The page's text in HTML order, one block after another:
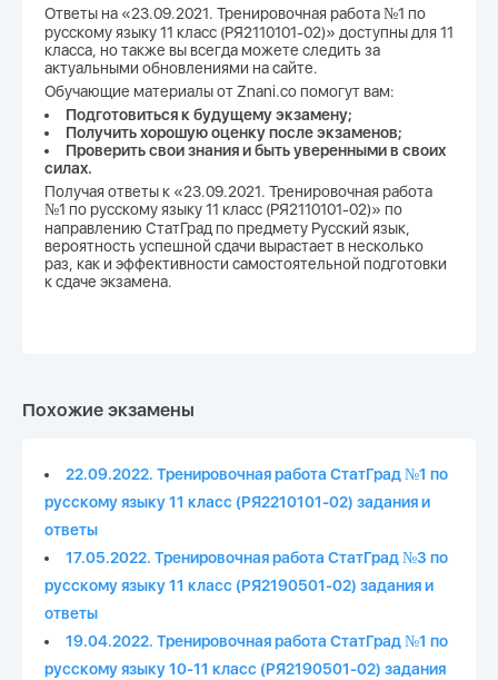
Ответы на «23.09.2021. Тренировочная работа №1 по
русскому языку 11 класс (РЯ2110101-02)» доступны для 11
класса, но также вы всегда можете следить за
актуальными обновлениями на сайте.
Обучающие материалы от Znani.co помогут вам:
Подготовиться к будущему экзамену;
Получить хорошую оценку после экзаменов;
Проверить свои знания и быть уверенными в своих
силах.
Получая ответы к «23.09.2021. Тренировочная работа
№1 по русскому языку 11 класс (РЯ2110101-02)» по
направлению СтатГрад по предмету Русский язык,
вероятность успешной сдачи вырастает в несколько
раз, как и эффективности самостоятельной подготовки
к сдаче экзамена.
Похожие экзамены
22.09.2022. Тренировочная работа СтатГрад №1 по
русскому языку 11 класс (РЯ2210101-02) задания и
ответы
17.05.2022. Тренировочная работа СтатГрад №3 по
русскому языку 11 класс (РЯ2190501-02) задания и
ответы
19.04.2022. Тренировочная работа СтатГрад №1 по
русскому языку 10-11 класс (РЯ2190501-02) задания